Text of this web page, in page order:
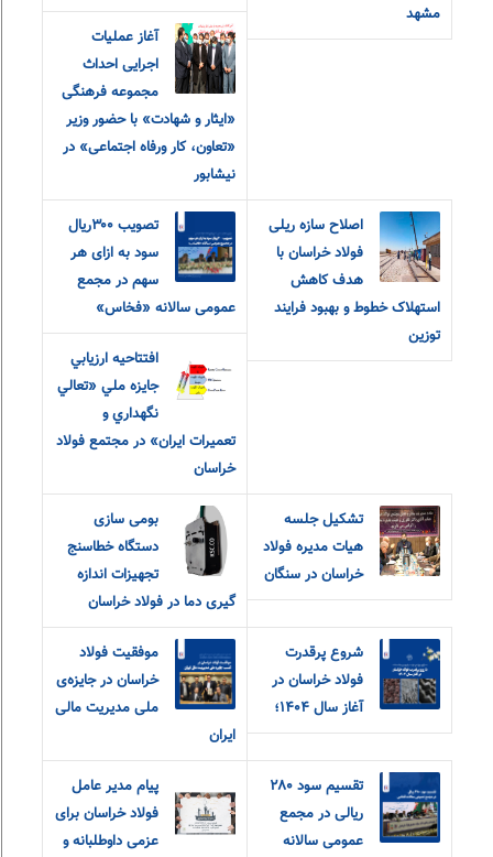
مشهد
آغاز عملیات
اجرایی احداث
مجموعه فرهنگی
«ایثار و شهادت» با حضور وزیر
«تعاون، کار و‌رفاه اجتماعی» در
نیشابور
اصلاح سازه ریلی
فولاد خراسان با
هدف کاهش
استهلاک خطوط و بهبود فرایند
توزین
تصویب ۳۰۰ریال
سود به ازای هر
سهم در مجمع
عمومی سالانه «فخاس»
افتتاحيه ارزيابي
جايزه ملي «تعالي
نگهداري و
تعميرات ايران» در مجتمع فولاد
خراسان
تشکیل جلسه
هیات مدیره فولاد
خراسان در سنگان
بومی سازی
دستگاه خطاسنج
تجهیزات اندازه
گیری دما در فولاد خراسان
شروع پرقدرت
فولاد خراسان در
آغاز سال ۱۴۰۴؛
موفقیت فولاد
خراسان در جایزه‌ی
ملی مدیریت مالی
ایران
تقسیم سود ۲۸۰
ریالی در مجمع
عمومی سالانه
پیام مدیر عامل
فولاد خراسان برای
عزمی داوطلبانه و